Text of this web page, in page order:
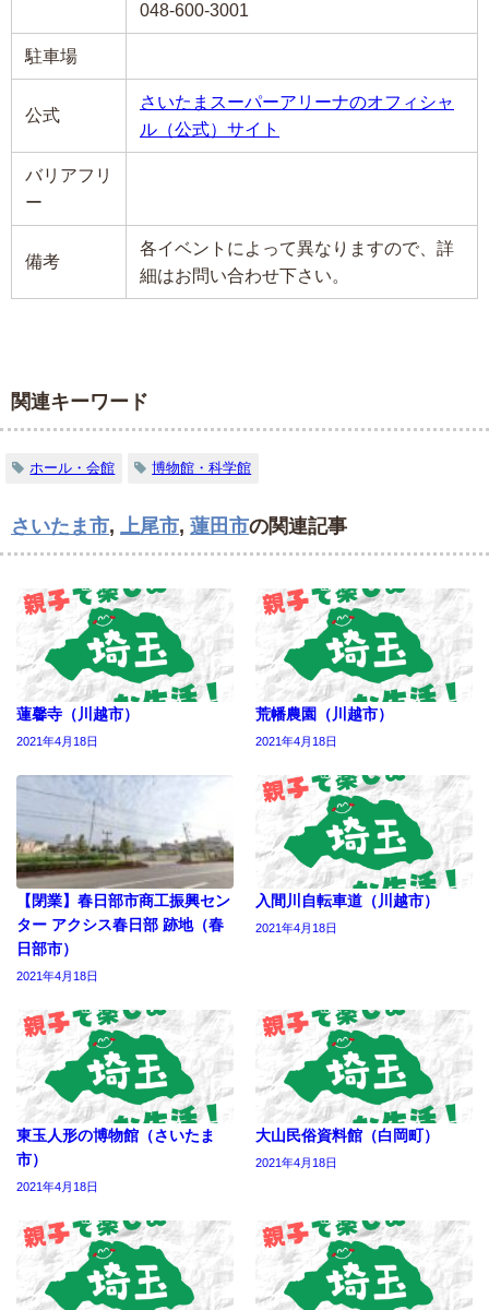
048-600-3001
駐車場
公式
さいたまスーパーアリーナのオフィシャ
ル（公式）サイト
バリアフリ
ー
備考
各イベントによって異なりますので、詳
細はお問い合わせ下さい。
関連キーワード
ホール・会館 博物館・科学館
さいたま市, 上尾市, 蓮田市の関連記事
蓮馨寺（川越市）
2021年4月18日
荒幡農園（川越市）
2021年4月18日
【閉業】春日部市商工振興セン
ター アクシス春日部 跡地（春
日部市）
2021年4月18日
入間川自転車道（川越市）
2021年4月18日
東玉人形の博物館（さいたま
市）
2021年4月18日
大山民俗資料館（白岡町）
2021年4月18日